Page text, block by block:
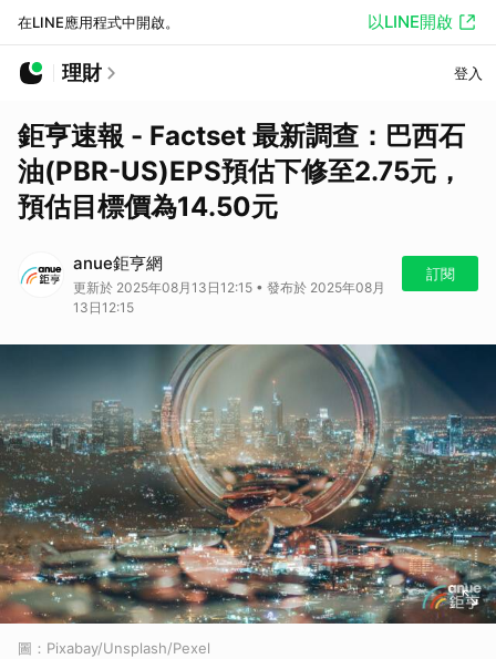
在LINE應用程式中開啟。 以LINE開啟
理財 登入
鉅亨速報 - Factset 最新調查：巴西石
油(PBR-US)EPS預估下修至2.75元，
預估目標價為14.50元
anue鉅亨網
更新於 2025年08月13日12:15 • 發布於 2025年08月
13日12:15
訂閱
圖：Pixabay/Unsplash/Pexel